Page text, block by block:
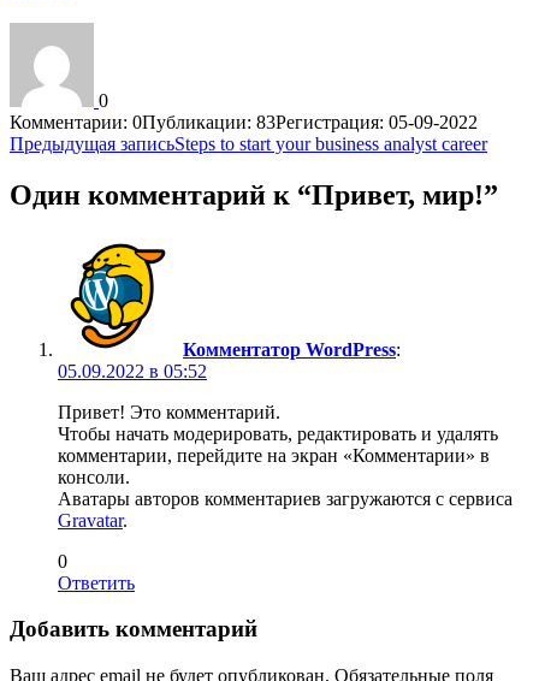
0
Комментарии: 0Публикации: 83Регистрация: 05-09-2022
Навигация
по
записям
Предыдущая записьSteps to start your business analyst career
Один комментарий к “Привет, мир!”
Комментатор WordPress:
05.09.2022 в 05:52
Привет! Это комментарий.
Чтобы начать модерировать, редактировать и удалять
комментарии, перейдите на экран «Комментарии» в
консоли.
Аватары авторов комментариев загружаются с сервиса
Gravatar.
0
Ответить
Добавить комментарий
Ваш адрес email не будет опубликован. Обязательные поля